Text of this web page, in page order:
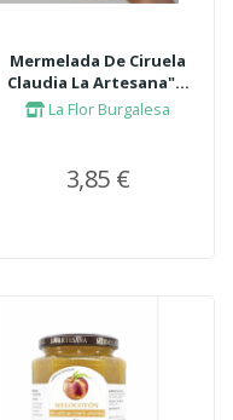
Mermelada De Ciruela
Claudia La Artesana"...
La Flor Burgalesa
3,85 €